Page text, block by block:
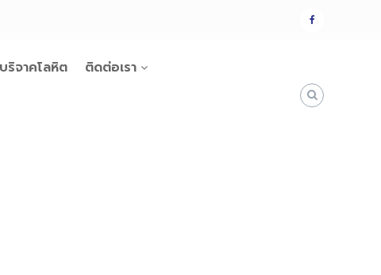
แฟน
บริจาคโลหิต ติดต่อเรา